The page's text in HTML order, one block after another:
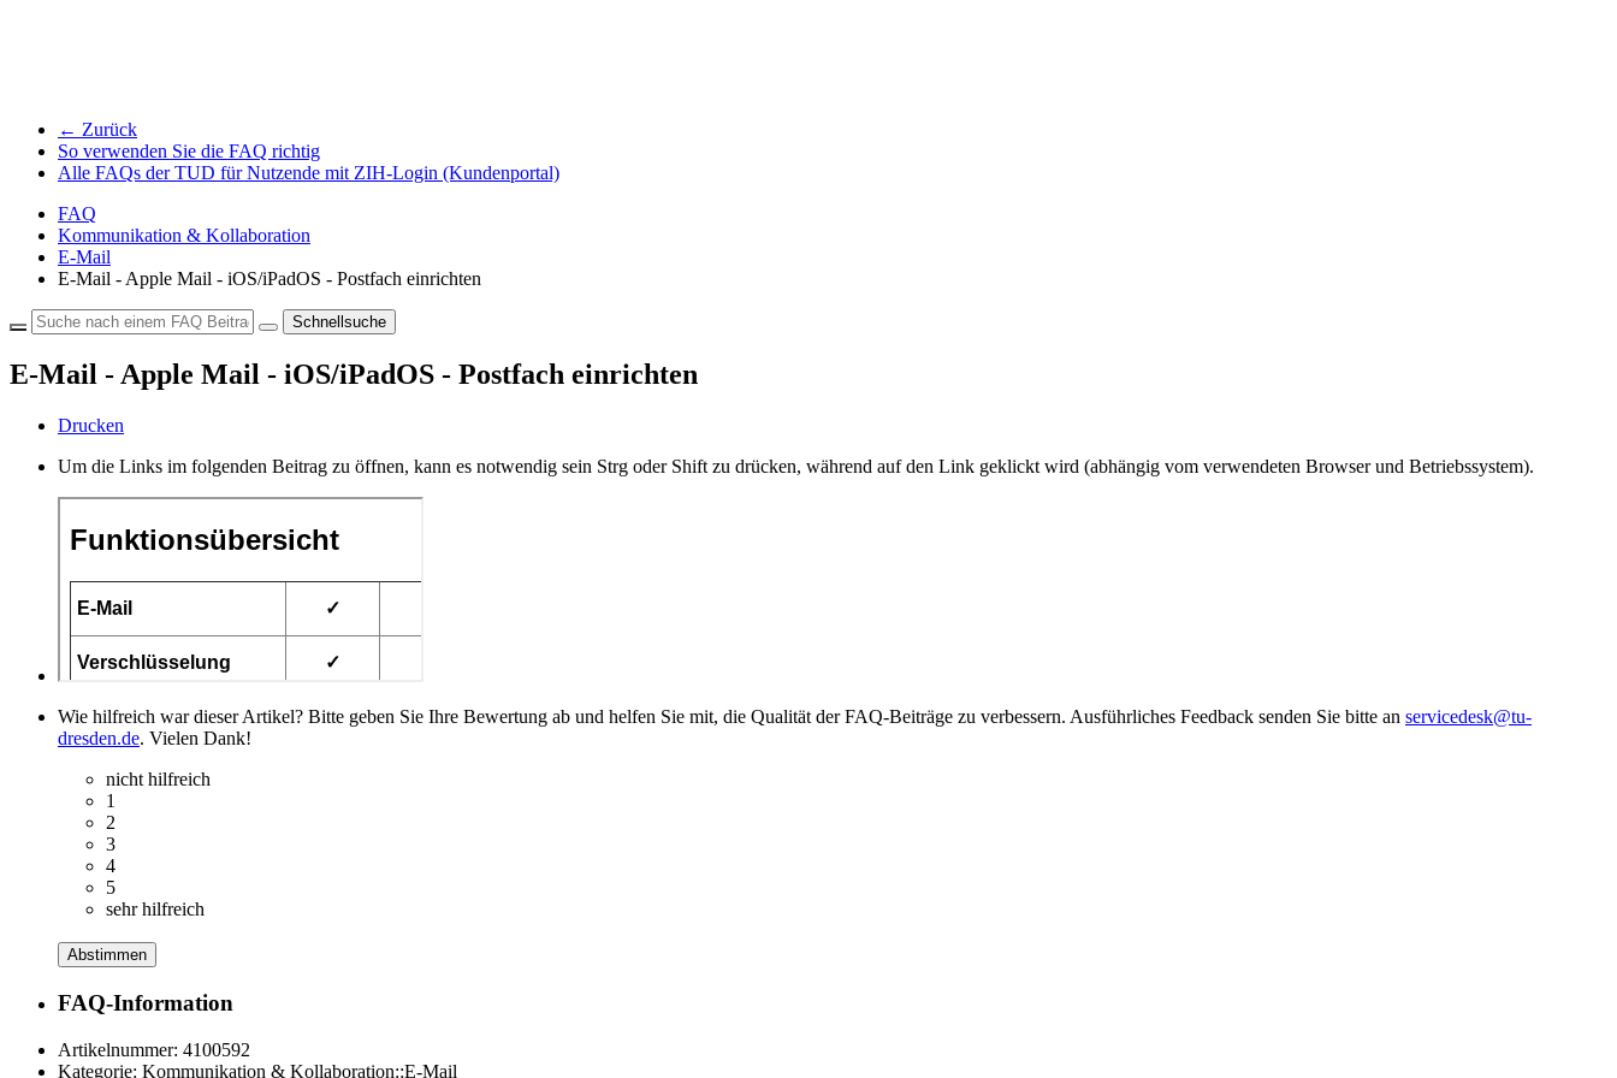
← Zurück
So verwenden Sie die FAQ richtig
Alle FAQs der TUD für Nutzende mit ZIH-Login (Kundenportal)
FAQ
Kommunikation & Kollaboration
E-Mail
E-Mail - Apple Mail - iOS/iPadOS - Postfach einrichten
Schnellsuche
E-Mail - Apple Mail - iOS/iPadOS - Postfach einrichten
Drucken
Um die Links im folgenden Beitrag zu öffnen, kann es notwendig sein Strg oder Shift zu drücken, während auf den Link geklickt wird (abhängig vom verwendeten Browser und Betriebssystem).
Wie hilfreich war dieser Artikel? Bitte geben Sie Ihre Bewertung ab und helfen Sie mit, die Qualität der FAQ-Beiträge zu verbessern. Ausführliches Feedback senden Sie bitte an servicedesk@tu-
dresden.de. Vielen Dank!
nicht hilfreich
1
2
3
4
5
sehr hilfreich
Abstimmen
FAQ-Information
Artikelnummer: 4100592
Kategorie: Kommunikation & Kollaboration::E-Mail